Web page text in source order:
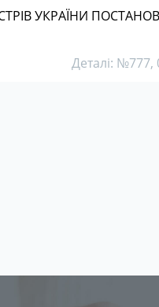
УКРАЇНИ
Деталі: №777,